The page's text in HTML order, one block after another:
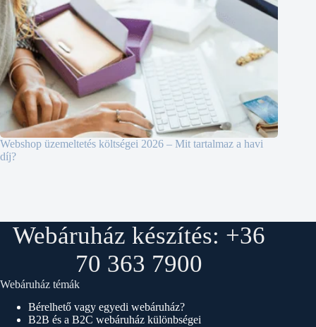
Webshop üzemeltetés költségei 2026 – Mit tartalmaz a havi
díj?
Webáruház készítés: +36
70 363 7900
Webáruház témák
Bérelhető vagy egyedi webáruház?
B2B és a B2C webáruház különbségei